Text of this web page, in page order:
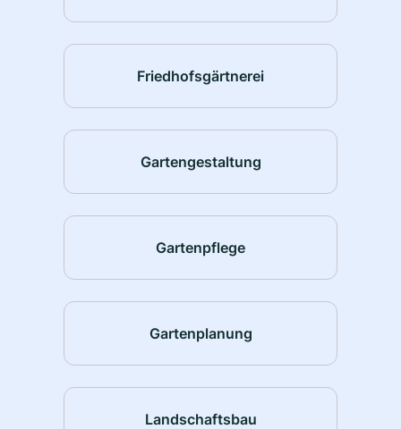
Friedhofsgärtnerei
Gartengestaltung
Gartenpflege
Gartenplanung
Landschaftsbau